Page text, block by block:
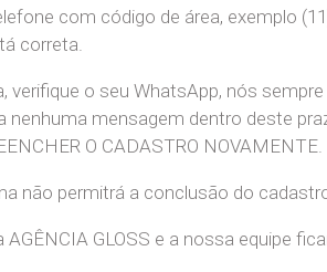
com código de área, exemplo
correta.
verifique o seu WhatsApp, nós
mensagem dentro deste
O CADASTRO NOVAMENTE.
não permitrá a conclusão do
GLOSS e a nossa equipe